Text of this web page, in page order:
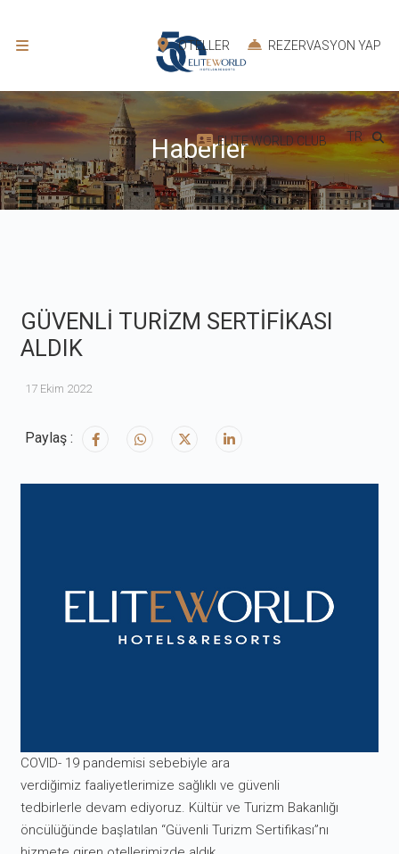
OTELLER REZERVASYON YAP
ELITE WORLD CLUB TR
Haberler
GÜVENLİ TURİZM SERTİFİKASI
ALDIK
17 Ekim 2022
Paylaş :
COVID- 19 pandemisi sebebiyle ara
verdiğimiz faaliyetlerimize sağlıklı ve güvenli
tedbirlerle devam ediyoruz. Kültür ve Turizm Bakanlığı
öncülüğünde başlatılan “Güvenli Turizm Sertifikası”nı